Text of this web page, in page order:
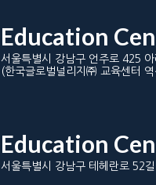
Education
서울특별시 강남구 언주로 425
(한국글로벌널리지㈜ 교육센터
Education
서울특별시 강남구 테헤란로 52